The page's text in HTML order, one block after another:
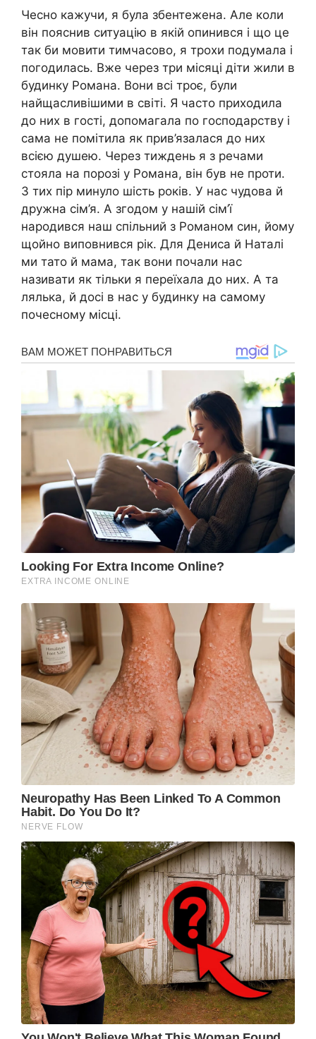
Чесно кажучи, я була збентежена. Але коли
він пояснив ситуацію в якій опинився і що це
так би мовити тимчасово, я трохи подумала і
погодилась. Вже через три місяці діти жили в
будинку Романа. Вони всі троє, були
найщасливішими в світі. Я часто приходила
до них в гості, допомагала по господарству і
сама не помітила як прив’язалася до них
всією душею. Через тиждень я з речами
стояла на порозі у Романа, він був не проти.
З тих пір минуло шість років. У нас чудова й
дружна сім’я. А згодом у нашій сім’ї
народився наш спільний з Романом син, йому
щойно виповнився рік. Для Дениса й Наталі
ми тато й мама, так вони почали нас
називати як тільки я переїхала до них. А та
лялька, й досі в нас у будинку на самому
почесному місці.